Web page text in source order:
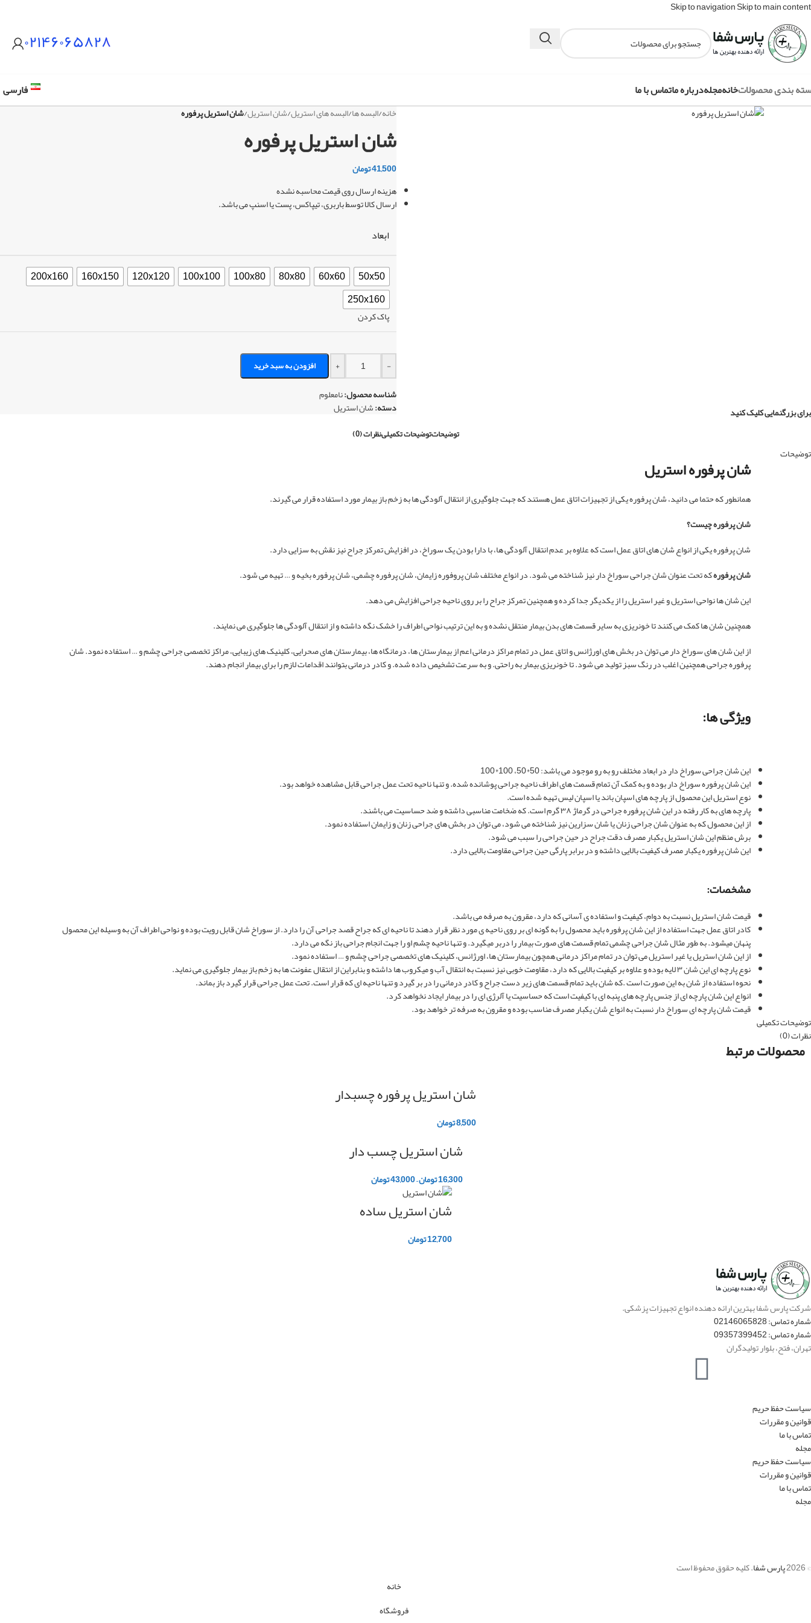
Skip to navigationSkip to main content
۰۲۱۴۶۰۶۵۸۲۸
بندی محصولاتخانهمجلهدرباره ماتماس با ما فارسی
برای بزرگنمایی کلیک کنید
خانه/البسه ها/البسه های استریل/شان استریل/شان استریل پرفوره
شان استریل پرفوره
41,500تومان
هزینه ارسال روی قیمت محاسبه نشده
ارسال کالا توسط باربری، تیپاکس، پست یا اسنپ می باشد.
ابعاد
50x50
60x60
80x80
100x80
100x100
120x120
160x150
200x160
250x160
پاک کردن
-
+ افزودن به سبد خرید
شناسه محصول:نامعلوم
دسته:شان استریل
توضیحاتتوضیحات تکمیلینظرات (0)
توضیحات
شان پرفوره استریل
همانطور که حتما می دانید، شان پرفوره یکی از تجهیزات اتاق عمل هستند که جهت جلوگیری از انتقال آلودگی ها به زخم باز بیمار مورد استفاده قرار می گیرند.
شان پرفوره چیست؟
شان پرفوره یکی از انواع شان های اتاق عمل است که علاوه بر عدم انتقال آلودگی ها، با دارا بودن یک سوراخ، در افزایش تمرکز جراح نیز نقش به سزایی دارد.
شان پرفورهکه تحت عنوان شان جراحی سوراخ دار نیز شناخته می شود. در انواع مختلف شان پروفوره زایمان، شان پرفوره چشمی، شان پرفوره بخیه و … تهیه می شود.
این شان ها نواحی استریل و غیر استریل را از یکدیگر جدا کرده و همچنین تمرکز جراح را بر روی ناحیه جراحی افزایش می دهد.
همچنین شان ها کمک می کنند تا خونریزی به سایر قسمت های بدن بیمار منتقل نشده و به این ترتیب نواحی اطراف را خشک نگه داشته و از انتقال آلودگی ها جلوگیری می نمایند.
از این شان های سوراخ دار می توان در بخش های اورژانس و اتاق عمل در تمام مراکز درمانی اعم از بیمارستان ها، درمانگاه ها، بیمارستان های صحرایی، کلینیک های زیبایی، مراکز تخصصی جراحی چشم و … استفاده نمود. شان
پرفوره جراحی همچنین اغلب در رنگ سبز تولید می شود. تا خونریزی بیمار به راحتی. و به سرعت تشخیص داده شده. و کادر درمانی بتوانند اقدامات لازم را برای بیمار انجام دهند.
ویژگی ها:
این شان جراحی سوراخ دار در ابعاد مختلف رو به رو موجود می باشد: 50*50، 100*100
این شان پرفوره سوراخ دار بوده و به کمک آن تمام قسمت های اطراف ناحیه جراحی پوشانده شده. و تنها ناحیه تحت عمل جراحی قابل مشاهده خواهد بود.
نوع استریل این محصول از پارچه های اسپان باند یا اسپان لیس تهیه شده است.
پارچه های به کار رفته در این شان پرفوره جراحی در گرماژ ۳۸ گرم است. که ضخامت مناسبی داشته و ضد حساسیت می باشند.
از این محصول که به عنوان شان جراحی زنان یا شان سزارین نیز شناخته می شود، می توان در بخش های جراحی زنان و زایمان استفاده نمود.
برش منظم این شان استریل یکبار مصرف دقت جراح در حین جراحی را سبب می شود.
این شان پرفوره یکبار مصرف کیفیت بالایی داشته و در برابر پارگی حین جراحی مقاومت بالایی دارد.
مشخصات:
قیمت شان استریل نسبت به دوام، کیفیت و استفاده ی آسانی که دارد، مقرون به صرفه می باشد.
کادر اتاق عمل جهت استفاده از این شان پرفوره باید محصول را به گونه ای بر روی ناحیه ی مورد نظر قرار دهند تا ناحیه ای که جراح قصد جراحی آن را دارد. از سوراخ شان قابل رویت بوده و نواحی اطراف آن به وسیله این محصول
پنهان میشود. به طور مثال شان جراحی چشمی تمام قسمت های صورت بیمار را دربر میگیرد. و تنها ناحیه چشم او را جهت انجام جراحی باز نگه می دارد.
از این شان استریل یا غیر استریل می توان در تمام مراکز درمانی همچون بیمارستان ها، اورژانس، کلینیک های تخصصی جراحی چشم و … استفاده نمود.
نوع پارچه ای این شان ۳ لایه بوده و علاوه بر کیفیت بالایی که دارد، مقاومت خوبی نیز نسبت به انتقال آب و میکروب ها داشته و بنابراین از انتقال عفونت ها به زخم باز بیمار جلوگیری می نماید.
نحوه استفاده از شان به این صورت است .که شان باید تمام قسمت های زیر دست جراح و کادر درمانی را در بر گیرد و تنها ناحیه ای که قرار است. تحت عمل جراحی قرار گیرد باز بماند.
انواع این شان پارچه ای از جنس پارچه های پنبه ای با کیفیت است که حساسیت یا آلرژی ای را در بیمار ایجاد نخواهد کرد.
قیمت شان پارچه ای سوراخ دار نسبت به انواع شان یکبار مصرف مناسب بوده و مقرون به صرفه تر خواهد بود.
توضیحات تکمیلی
نظرات (0)
محصولات مرتبط
شان استریل پرفوره چسبدار
8,500تومان
شان استریل چسب دار
16,300تومان–
43,000تومان
شان استریل ساده
12,700تومان
شرکت پارس شفا بهترین ارائه دهنده انواع تجهیزات پزشکی.
شماره تماس: 02146065828
شماره تماس: 09357399452
تهران، فتح، بلوار تولیدگران
سیاست حفظ حریم
قوانین و مقررات
تماس با ما
مجله
سیاست حفظ حریم
قوانین و مقررات
تماس با ما
مجله
© 2026 پارس شفا. کلیه حقوق محفوظ است
خانه
فروشگاه